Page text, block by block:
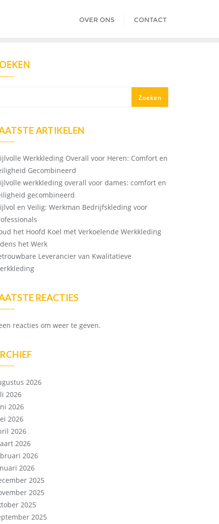
OVER ONS CONTACT
Zoeken
ARTIKELEN
Werkkleding Overall voor Heren: Comfort en
Gecombineerd
werkkleding overall voor dames: comfort en
gecombineerd
en Veilig: Werkman Bedrijfskleding voor
het Hoofd Koel met Verkoelende Werkkleding
het Werk
Leverancier van Kwalitatieve
REACTIES
reacties om weer te geven.
2026
2026
2026
2026
2026
2026
2026
2026
2025
2025
2025
2025